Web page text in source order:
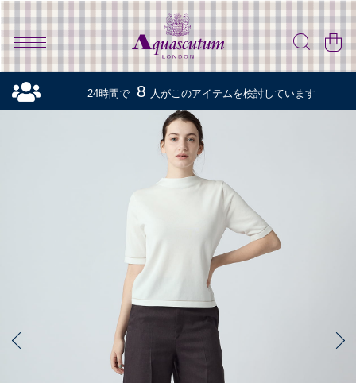
24時間で 8 人がこのアイテムを検討しています